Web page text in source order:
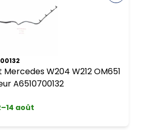
W204 W212 OM651
A6510700132
août